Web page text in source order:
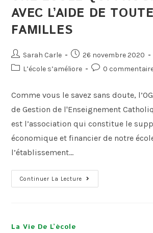
AVEC L’AIDE DE
FAMILLES
Sarah Carle
26 novembre 2020
L’école s’améliore
0
Comme vous le savez sans doute,
de Gestion de l'Enseignement
est l’association qui constitue le
économique et financier de notre
l’établissement…
Continuer La Lecture
La Vie De L’école